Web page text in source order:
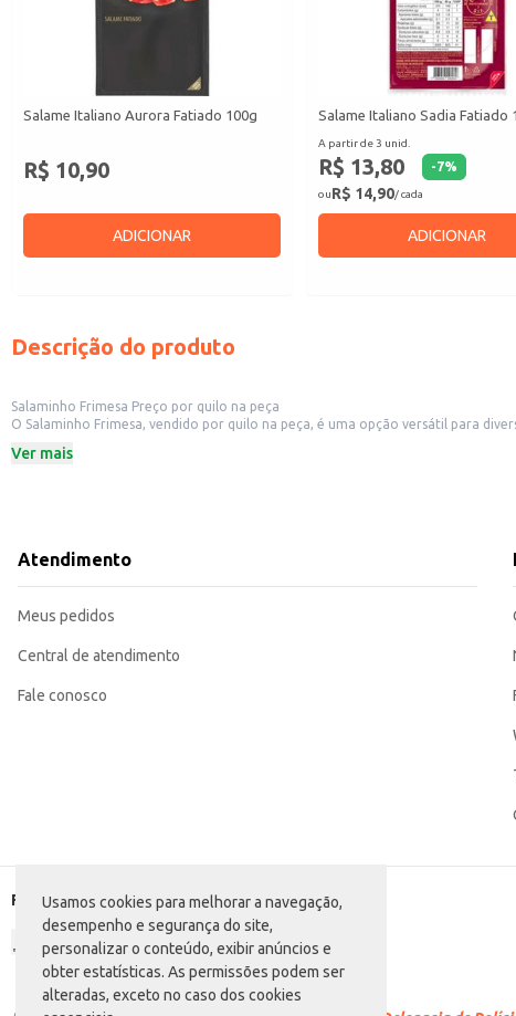
Usamos cookies para melhorar a navegação,
desempenho e segurança do site,
personalizar o conteúdo, exibir anúncios e
obter estatísticas. As permissões podem ser
alteradas, exceto no caso dos cookies
Salame Italiano Aurora Fatiado 100g
R$ 10,90
ADICIONAR
Salame Italiano Sadia Fatiado
A partir de 3 unid.
R$ 13,80 -7%
ouR$ 14,90/ cada
ADICIONAR
Descrição do produto
Salaminho Frimesa Preço por quilo na peça
O Salaminho Frimesa, vendido por quilo na peça, é uma opção versátil para diversos estabelecimentos comerciais. Sua apresentação em peça permite
Dicas de uso:
O Salaminho Frimesa oferece uma solução eficiente para quem busca um
Marca: Frimesa
Departamento: Frios e congelados
EAN: 80522
Ver mais
Atendimento
Meus pedidos
Central de atendimento
Fale conosco
Formas de pagamento